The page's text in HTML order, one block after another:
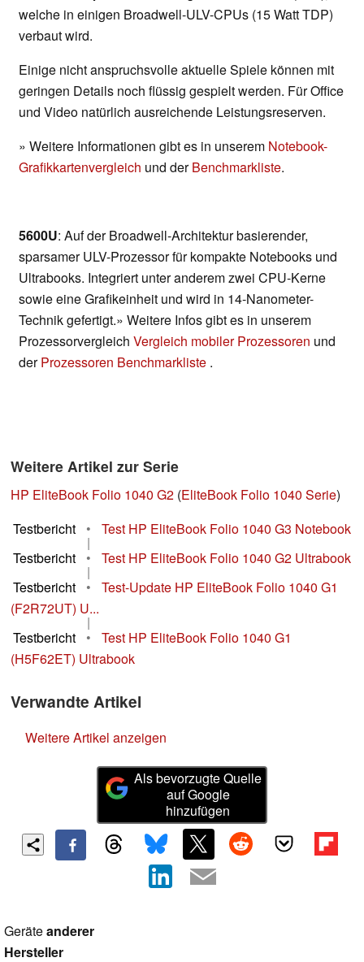
welche in einigen Broadwell-ULV-CPUs (15 Watt TDP)
verbaut wird.
Einige nicht anspruchsvolle aktuelle Spiele können mit
geringen Details noch flüssig gespielt werden. Für Office
und Video natürlich ausreichende Leistungsreserven.
» Weitere Informationen gibt es in unserem Notebook-
Grafikkartenvergleich und derBenchmarkliste.
5600U: Auf der Broadwell-Architektur basierender,
sparsamer ULV-Prozessor für kompakte Notebooks und
Ultrabooks. Integriert unter anderem zwei CPU-Kerne
sowie eine Grafikeinheit und wird in 14-Nanometer-
Technik gefertigt.» Weitere Infos gibt es in unserem
Prozessorvergleich Vergleich mobiler Prozessoren und
derProzessoren Benchmarkliste .
Weitere Artikel zur Serie
HP EliteBook Folio 1040 G2 (EliteBook Folio 1040 Serie)
Testbericht
• Test HP EliteBook Folio 1040 G3 Notebook
|
Testbericht
• Test HP EliteBook Folio 1040 G2 Ultrabook
|
Testbericht
•
Test-Update HP EliteBook Folio 1040 G1
(F2R72UT) U...
|
Testbericht
•
Test HP EliteBook Folio 1040 G1
(H5F62ET) Ultrabook
Verwandte Artikel
Weitere Artikel anzeigen
Als bevorzugte Quelle
auf Google
hinzufügen
Geräteanderer
Hersteller